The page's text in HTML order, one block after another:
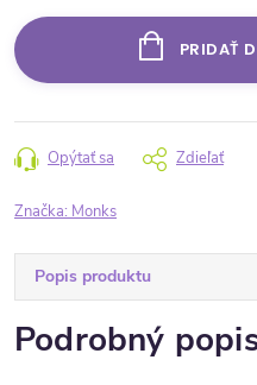
PRIDAŤ
Opýtať sa Zdieľať
Značka: Monks
Popis produktu
Podrobný